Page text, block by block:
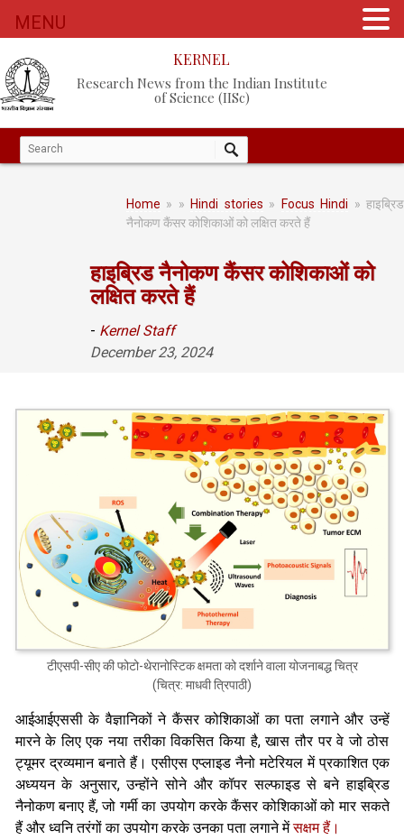
KERNEL
Research News from the Indian Institute
of Science (IISc)
Home » » Hindi stories » Focus Hindi » हाइब्रिड
नैनोकण कैंसर कोशिकाओं को लक्षित करते हैं
हाइब्रिड नैनोकण कैंसर कोशिकाओं को
लक्षित करते हैं
- Kernel Staff
December 23, 2024
टीएसपी-सीए की फोटो-थेरानोस्टिक क्षमता को दर्शाने वाला योजनाबद्ध चित्र
(चित्र: माधवी त्रिपाठी)
आईआईएससी के वैज्ञानिकों ने कैंसर कोशिकाओं का पता लगाने और उन्हें
मारने के लिए एक नया तरीका विकसित किया है, खास तौर पर वे जो ठोस
ट्यूमर द्रव्यमान बनाते हैं। एसीएस एप्लाइड नैनो मटेरियल में प्रकाशित एक
अध्ययन के अनुसार, उन्होंने सोने और कॉपर सल्फाइड से बने हाइब्रिड
नैनोकण बनाए हैं, जो गर्मी का उपयोग करके कैंसर कोशिकाओं को मार सकते
हैं और ध्वनि तरंगों का उपयोग करके उनका पता लगाने मेंसक्षम हैं।
MENU